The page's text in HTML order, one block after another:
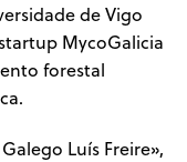
de Vigo
MycoGalicia
forestal
Luís Freire»,